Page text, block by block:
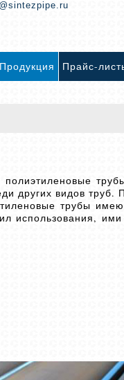
Продукция Прайс-
других видов труб.
трубы
использования, ими